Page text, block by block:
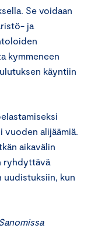
Se voidaan
ja
kymmeneen
käyntiin
vuoden alijäämiä.
aikavälin
ryhdyttävä
uudistuksiin, kun